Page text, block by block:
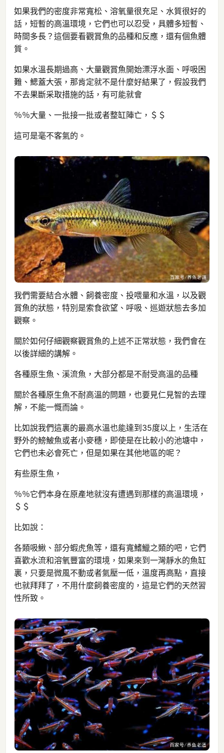
如果我們的密度非常寬松、溶氧量很充足、水質很好的
話，短暫的高溫環境，它們也可以忍受，具體多短暫、
時間多長？這個要看觀賞魚的品種和反應，還有個魚體
質。
如果水溫長期過高、大量觀賞魚開始漂浮水面、呼吸困
難、鰓蓋大張，那肯定就不是什麼好結果了，假設我們
不去果斷采取措施的話，有可能就會
％％大量、一批接一批或者整缸陣亡，＄＄
這可是毫不客氣的。
我們需要結合水體、飼養密度、投喂量和水溫，以及觀
賞魚的狀態，特別是索食欲望、呼吸、巡遊狀態去多加
觀察。
關於如何仔細觀察觀賞魚的上述不正常狀態，我們會在
以後詳細的講解。
各種原生魚、溪流魚，大部分都是不耐受高溫的品種
關於各種原生魚不耐高溫的問題，也要見仁見智的去理
解，不能一慨而論。
比如說我們這裏的最高水溫也能達到35度以上，生活在
野外的鰟鮍魚或者小麥穗，即使是在比較小的池塘中，
它們也未必會死亡，但是如果在其他地區的呢？
有些原生魚，
％％它們本身在原產地就沒有遭遇到那樣的高溫環境，
＄＄
比如說：
各類吸鰍、部分蝦虎魚等，還有寬鰭鱲之類的吧，它們
喜歡水流和溶氧豐富的環境，如果來到一灣靜水的魚缸
裏，只要是微風不動或者氣壓一低，溫度再高點，直接
也就拜拜了，不用什麼飼養密度的，這是它們的天然習
性所致。